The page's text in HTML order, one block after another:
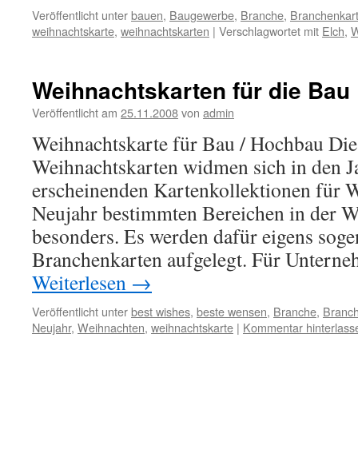
Veröffentlicht unterbauen, Baugewerbe, Branche,
weihnachtskarte, weihnachtskarten | Verschlagwortet mit Elch,
Weihnachtskarten für die Bau
Veröffentlicht am 25.11.2008von admin
Weihnachtskarte für Bau / Hochbau
Weihnachtskarten widmen sich in den
erscheinenden Kartenkollektionen für
Neujahr bestimmten Bereichen in der
besonders. Es werden dafür eigens
Branchenkarten aufgelegt. Für
Weiterlesen →
Veröffentlicht unterbest wishes, beste wensen, Branche,
Neujahr, Weihnachten, weihnachtskarte | Kommentar